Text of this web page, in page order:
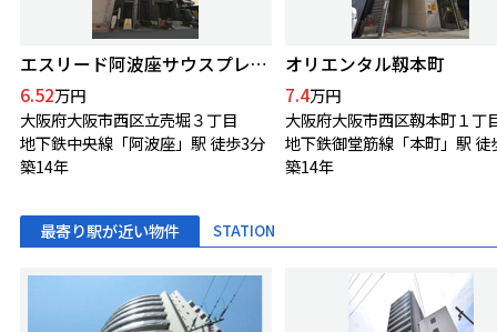
エスリード阿波座サウスプレイス
6.52万円
大阪府大阪市西区立売堀３丁目
地下鉄中央線「阿波座」駅 徒歩3分
築14年
オリエンタル靱本町
7.4万円
大阪府大阪市西区靱本町１丁
地下鉄御堂筋線「本町」駅 徒
築14年
最寄り駅が近い物件 STATION